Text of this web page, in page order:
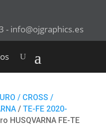
- info@ojgraphics.es
/ CROSS /
/ TE-FE 2020-
HUSQVARNA FE-TE